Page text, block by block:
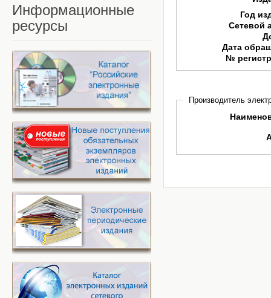
Год
Сетевой
Дата
№
Производитель
Информационные
ресурсы